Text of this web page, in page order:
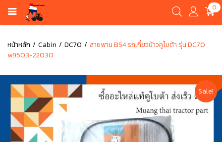
0
หน้าหลัก Cabin DC70
สายพาน B54 รถเกี่ยวข้าวคูโบต้า รุ่น DC70
w9503-22030
Sale!